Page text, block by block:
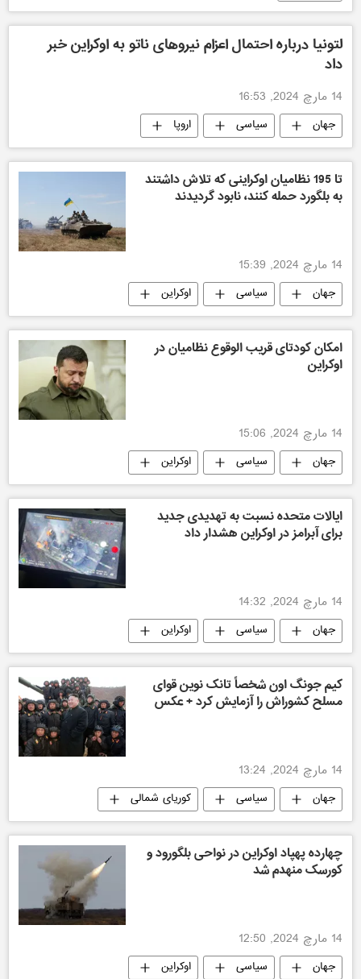
لتونیا درباره احتمال اعزام نیروهای ناتو به اوکراین خبر
داد
14 مارچ 2024, 16:53
جهان سیاسی اروپا
تا 195 نظامیان اوکراینی که تلاش داشتند
به بلگورد حمله کنند، نابود گردیدند
14 مارچ 2024, 15:39
جهان سیاسی
اوکراین
روسیه
امکان کودتای قریب الوقوع نظامیان در
اوکراین
14 مارچ 2024, 15:06
جهان سیاسی
اوکراین
روسیه
ایالات متحده نسبت به تهدیدی جدید
برای آبرامز در اوکراین هشدار داد
14 مارچ 2024, 14:32
جهان سیاسی
اوکراین
امریکا
کیم جونگ اون شخصاً تانک نوین قوای
مسلح کشوراش را آزمایش کرد + عکس
14 مارچ 2024, 13:24
جهان سیاسی کوریای شمالی
چهارده پهپاد اوکراین در نواحی بلگورود و
کورسک منهدم شد
14 مارچ 2024, 12:50
جهان سیاسی
اوکراین